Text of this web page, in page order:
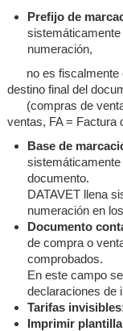
Prefijo de
numeración,
no es fiscalmente
destino final del
(compras de
ventas, FA = Factura
Base de
documento.
DATAVET llena
numeración en
Documento
de compra o
comprobados.
En este campo
declaraciones de
Tarifas invisibles
Imprimir plantilla